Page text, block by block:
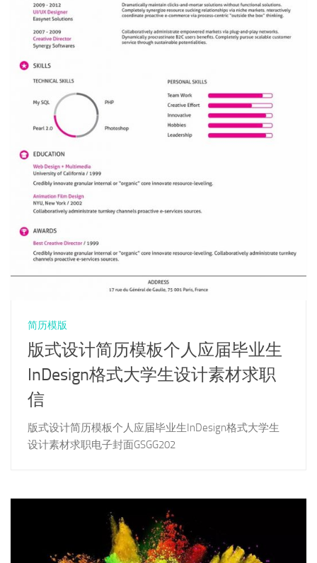
简历模版
版式设计简历模板个人应届毕业生
InDesign格式大学生设计素材求职
信
版式设计简历模板个人应届毕业生InDesign格式大学生
设计素材求职电子封面GSGG202